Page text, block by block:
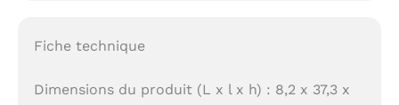
Fiche technique
Dimensions du produit (L x l x h) : 8,2 x 37,3 x